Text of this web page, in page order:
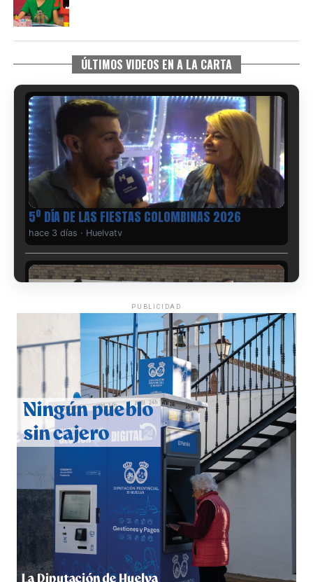
ÚLTIMOS VIDEOS EN A LA CARTA
5º DÍA DE LAS FIESTAS COLOMBINAS 2026
hace 3 días · Huelvatv
CUARTA CORRIDA DE LAS FIESTAS COLOMBINAS
2026
hace 4 días·Huelvatv
4º DÍA DE LAS FIESTAS COLOMBINAS 2026
PUBLICIDAD